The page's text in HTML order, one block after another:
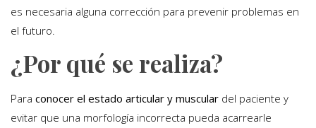
es necesaria alguna corrección para prevenir problemas en
el futuro.
¿Por qué se realiza?
Para conocer el estado articular y muscular del paciente y
evitar que una morfología incorrecta pueda acarrearle